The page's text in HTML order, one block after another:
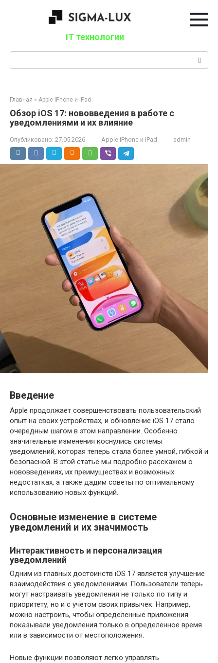
IT технологии
Главная » Apple iPhone и iPad
Обзор iOS 17: нововведения в работе с
уведомлениями и их влияние
Опубликовано: 27.05.2026 Apple iPhone и iPad admin
Введение
Apple продолжает совершенствовать пользовательский
опыт на своих устройствах, и обновление iOS 17 стало
очередным шагом в этом направлении. Особенно
значительные изменения коснулись системы
уведомлений, которая теперь стала более умной, гибкой и
безопасной. В этой статье мы подробно расскажем о
нововведениях, их преимуществах и возможных
недостатках, а также дадим советы по оптимальному
использованию новых функций.
Основные изменение в системе
уведомлений и их значимость
Интерактивность и персонализация
уведомлений
Одним из главных достоинств iOS 17 является улучшение
взаимодействия с уведомлениями. Пользователи теперь
могут настраивать уведомления не только по типу и
приоритету, но и с учетом своих привычек. Например,
можно настроить, чтобы определенные приложения
показывали уведомления только в определенное время
или в зависимости от местоположения.
Новые функции позволяют легко управлять